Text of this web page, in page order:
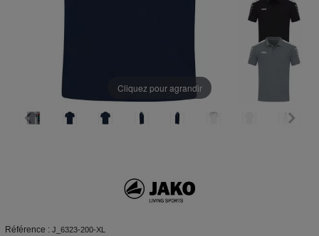
Cliquez pour agrandir
Référence : J_6323-200-XL